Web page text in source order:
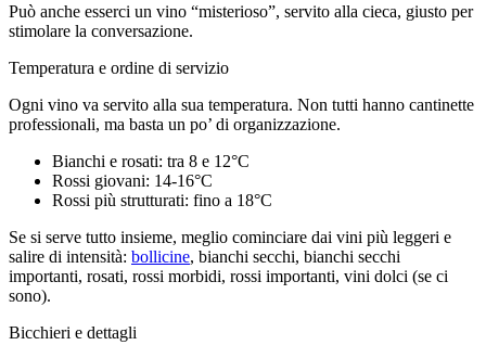
Può anche esserci un vino “misterioso”, servito alla cieca, giusto per
stimolare la conversazione.
Temperatura e ordine di servizio
Ogni vino va servito alla sua temperatura. Non tutti hanno cantinette
professionali, ma basta un po’ di organizzazione.
Bianchi e rosati: tra 8 e 12°C
Rossi giovani: 14-16°C
Rossi più strutturati: fino a 18°C
Se si serve tutto insieme, meglio cominciare dai vini più leggeri e
salire di intensità: bollicine, bianchi secchi, bianchi secchi
importanti, rosati, rossi morbidi, rossi importanti, vini dolci (se ci
sono).
Bicchieri e dettagli